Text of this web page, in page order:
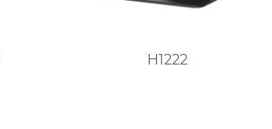
H1222